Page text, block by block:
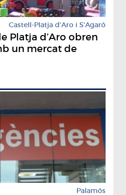
Castell-Platja d'Aro i S'Agaró
Platja d’Aro obren
un mercat de
Palamós